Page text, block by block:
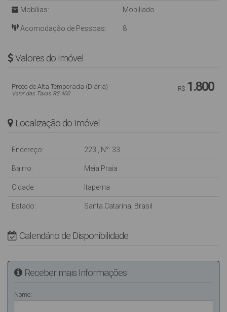
Mobílias: Mobiliado
Acomodação de Pessoas: 8
Valores do Imóvel
R$ 1.800
Preço de Alta Temporada (Diária)
Valor das Taxas R$ 400
Localização do Imóvel
Endereço: 223 N°: 33
Bairro: Meia Praia
Cidade: Itapema
Estado: Santa Catarina, Brasil
Calendário de Disponibilidade
Receber mais Informações
Nome: